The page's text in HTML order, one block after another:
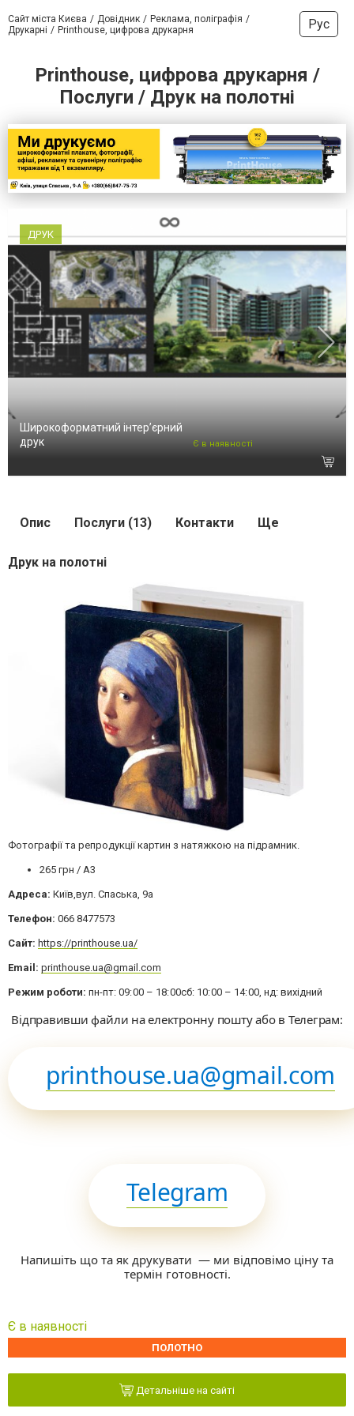
Сайт міста Києва Довідник
Реклама, поліграфія
Друкарні
Printhouse, цифрова друкарня Рус
Printhouse, цифрова друкарня /
Послуги / Друк на полотні
ДРУК
Широкоформатний інтер’єрний
друк
Є в наявності
Опис Послуги (13) Контакти Ще
Друк на полотні
Фотографії та репродукції картин з натяжкою на підрамник.
265 грн / А3
Адреса: Київ,вул. Спаська, 9а
Телефон: 066 8477573
Сайт: https://printhouse.ua/
Email: printhouse.ua@gmail.com
Режим роботи: пн-пт: 09: 00 – 18: 00сб: 10: 00 – 14: 00, нд: вихідний
Відправивши файли на електронну пошту або в Телеграм:
printhouse.ua@gmail.com
Telegram
Напишіть що та як друкувати — ми відповімо ціну та
термін готовності.
Є в наявності
ПОЛОТНО
Детальніше на сайті